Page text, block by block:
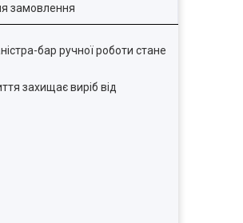
замовлення
бар ручної роботи стане
захищає виріб від